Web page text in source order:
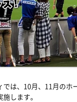
は、 10月、 11月のホ
します。